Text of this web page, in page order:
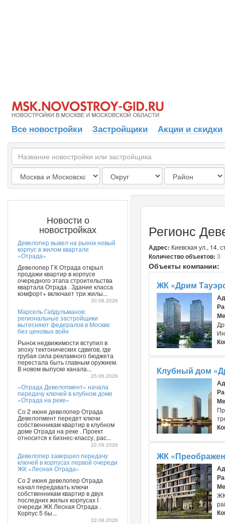
Все новостройки Застройщики Акции и скидки
Новости о
новостройках
Девелопер вывел на рынок новый
корпус в жилом квартале
«Отрада»
Девелопер ГК Отрада открыл
продажи квартир в корпусе
очередного этапа строительства
квартала Отрада . Здание класса
комфорт+ включает три жилы...
30.06.2026
Марсель Габдульманов:
региональные застройщики
вытесняют федералов в Москве
без ценовых войн
Рынок недвижимости вступил в
эпоху тектонических сдвигов, где
грубая сила рекламного бюджета
перестала быть главным оружием.
В новом выпуске канала...
25.06.2026
«Отрада Девелопмент» начала
передачу ключей в клубном доме
«Отрада на реке»
Со 2 июня девелопер Отрада
Девелопмент передет ключи
собственникам квартир в клубном
доме Отрада на реке . Проект
относится к бизнес-классу, рас...
22.06.2026
Девелопер завершил передачу
ключей в корпусах первой очереди
ЖК «Лесная Отрада»
Со 2 июня девелопер Отрада
начал передавать ключи
собственникам квартир в двух
последних жилых корпусах I
очереди ЖК Лесная Отрада .
Корпус 5 бы...
22.06.2026
Регионс
Адрес: Киевская ул., 14,
Количество объектов: 3
Объекты компании:
ЖК «Дрим
Клубный дом
ЖК